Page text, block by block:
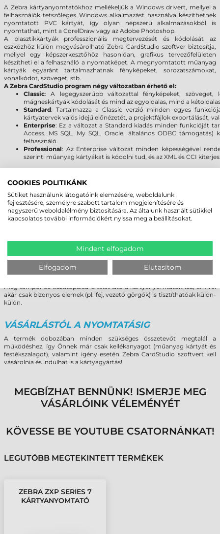
A Zebra kártyanyomtatókhoz mellékeljük a Windows drivert, mellyel a
felhasználók tetszőleges Windows alkalmazást használva készíthetnek
nyomtatott PVC kártyát, így olyan népszerű alkalmazásokból is
nyomtathat, mint a CorelDraw vagy az Adobe Photoshop.
A plasztikkártyák professzionális megtervezését és kódolását az
eszközhöz külön megvásárolható Zebra CardStudio szoftver biztosítja,
mellyel egy képszerkesztőhöz hasonlóan, grafikus tervezőfelületen
készítheti el a felhasználó a nyomatképet. A megnyomtatott műanyag
kártyák egyaránt tartalmazhatnak fényképeket, sorozatszámokat,
vonalkódot, szöveget, stb.
A Zebra CardStudio program négy változatban érhető el:
Classic: A legegyszerűbb változattal fényképeket,
mágneskártyák kódolását és mind az egyoldalas, mind a
Standard: Tartalmazza a Classic verzió minden egyes
kártyatervek valós idejű előnézetét, a projektfájlok exportálását,
Enterprise: Ez a változat a Standard kiadás minden funkcióját
Access, MS SQL, My SQL, Oracle, általános ODBC
felhasználó.
Professional: Az Enterprise változat minden képességével
szerinti műanyag kártyákat is kódolni tud, és az XML és CCI
TISZTÍTÁS, KARBANTARTÁS
A Zebra kártyanyomtatók megbízható és folyamatos használatához
kiemelkedően fontos a rendszeres tisztítás, karbantartás. Fontos, hogy
használattól függően rendszeresen (hetente/havonta/500 kártyánként)
megfelelő Zebra tisztító eszközökkel (tisztító kártya, görgő tisztító,
tisztítópálca, stb.) elvégezze a nyomtató takarítását ezzel megóvva a
kockázatát és növelve a kártyanyomtató élettartamát.
A Zebra alkohollal átitatott tisztító kártyái egy menetben a
nyomtatófejről és a kártyavezető görgőkről is eltávolítják a nem
kívánatos szennyeződéseket. A nyomtátási folyamat megkezdése előtt
a printerben található tisztító görgő távolítja el a plasztik kártyáról az
még tamponos tisztítópálca is található a kártyanyomtatókhoz, amivel
akár csak bizonyos elemek (pl. fej, vezető görgők) is tisztíthatóak külön-
külön.
VÁSÁRLÁSTÓL A NYOMTATÁSIG
A termék dobozában minden szükséges összetevőt megtalál a
működéshez, így Önnek már csak kellékanyagot (műanyag kártyát és
festékszalagot), valamint igény esetén Zebra CardStudio szoftvert kell
vásárolnia és indulhat is a kártyagyártás!
MEGBÍZHAT BENNÜNK! ISMERJE MEG
VÁSÁRLÓINK VÉLEMÉNYÉT
KÖVESSE BE YOUTUBE CSATORNÁNKAT!
LEGUTÓBB MEGTEKINTETT TERMÉKEK
ZEBRA ZXP SERIES 7
KÁRTYANYOMTATÓ
COOKIES POLITIKÁNK
Sütiket használunk látogatóink elemzésére, weboldalunk
fejlesztésére, személyre szabott tartalom megjelenítésére és
nagyszerű weboldalélmény biztosítására. Az általunk használt sütikkel
kapcsolatos további információkért nyissa meg a beállításokat.
Mindent elfogadom
Elfogadom Elutasítom